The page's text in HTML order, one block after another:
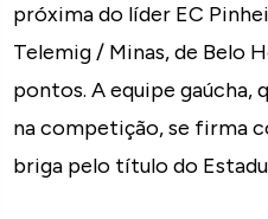
próxima do líder EC
Telemig / Minas, de Belo
pontos. A equipe gaúcha,
na competição, se firma
briga pelo título do